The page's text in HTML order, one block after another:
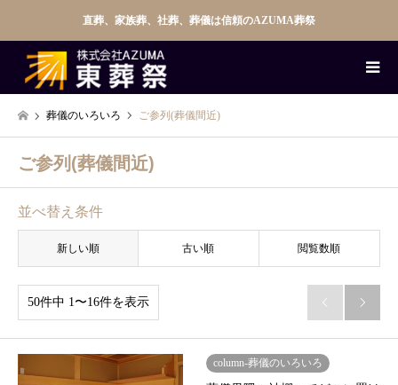
直葬、家族葬、社葬、葬儀は信頼のAZUMA葬祭
葬儀のいろいろ ご参列(葬儀間近)
ご参列(葬儀間近)
並べ替え条件
新しい順 古い順 閲覧数順
50件中 1〜16件を表示  
column-葬儀のいろいろ